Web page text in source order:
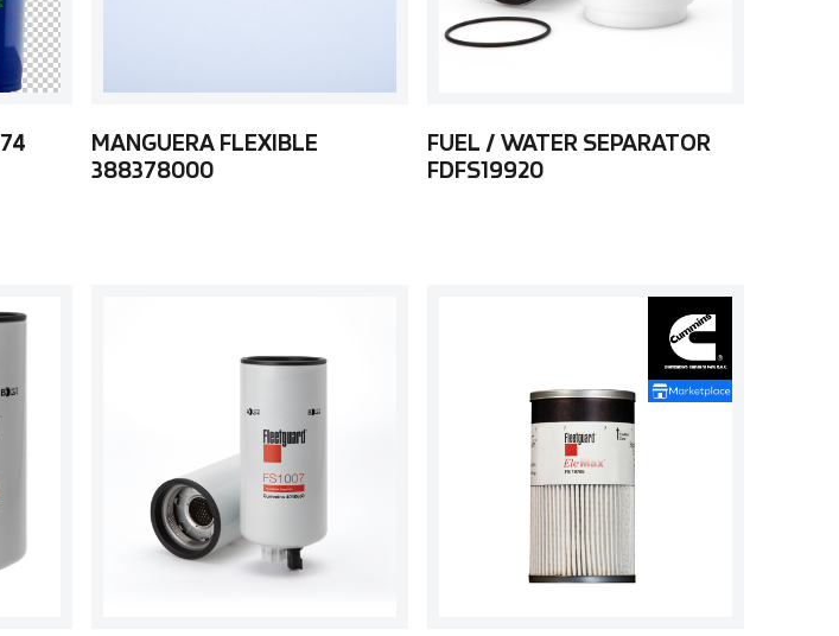
MANGUERA FLEXIBLE
388378000
FUEL / WATER SEPARATOR
FDFS19920